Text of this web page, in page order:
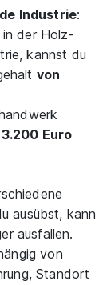
Industrie:
in der Holz-
kannst du
von
Euro
ausübst, kann
ausfallen.
von
Standort